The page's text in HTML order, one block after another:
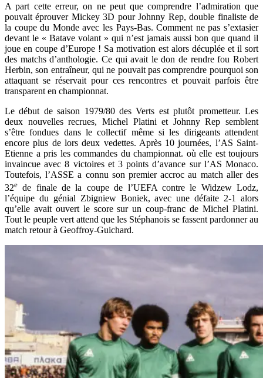
A part cette erreur, on ne peut que comprendre l’admiration que
pouvait éprouver Mickey 3D pour Johnny Rep, double finaliste de
la coupe du Monde avec les Pays-Bas. Comment ne pas s’extasier
devant le « Batave volant » qui n’est jamais aussi bon que quand il
joue en coupe d’Europe ! Sa motivation est alors décuplée et il sort
des matchs d’anthologie. Ce qui avait le don de rendre fou Robert
Herbin, son entraîneur, qui ne pouvait pas comprendre pourquoi son
attaquant se réservait pour ces rencontres et pouvait parfois être
transparent en championnat.
Le début de saison 1979/80 des Verts est plutôt prometteur. Les
deux nouvelles recrues, Michel Platini et Johnny Rep semblent
s’être fondues dans le collectif même si les dirigeants attendent
encore plus de lors deux vedettes. Après 10 journées, l’AS Saint-
Etienne a pris les commandes du championnat. où elle est toujours
invaincue avec 8 victoires et 3 points d’avance sur l’AS Monaco.
Toutefois, l’ASSE a connu son premier accroc au match aller des
32e de finale de la coupe de l’UEFA contre le Widzew Lodz,
l’équipe du génial Zbigniew Boniek, avec une défaite 2-1 alors
qu’elle avait ouvert le score sur un coup-franc de Michel Platini.
Tout le peuple vert attend que les Stéphanois se fassent pardonner au
match retour à Geoffroy-Guichard.